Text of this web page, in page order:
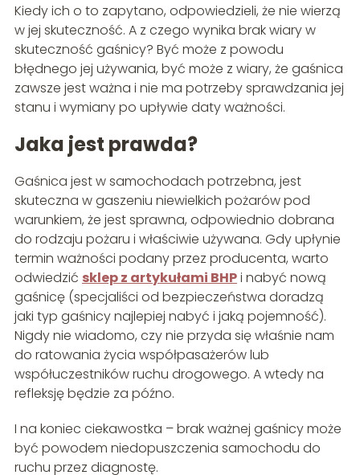
Kiedy ich o to zapytano, odpowiedzieli, że nie wierzą
w jej skuteczność. A z czego wynika brak wiary w
skuteczność gaśnicy? Być może z powodu
błędnego jej używania, być może z wiary, że gaśnica
zawsze jest ważna i nie ma potrzeby sprawdzania jej
stanu i wymiany po upływie daty ważności.
Jaka jest prawda?
Gaśnica jest w samochodach potrzebna, jest
skuteczna w gaszeniu niewielkich pożarów pod
warunkiem, że jest sprawna, odpowiednio dobrana
do rodzaju pożaru i właściwie używana. Gdy upłynie
termin ważności podany przez producenta, warto
odwiedzić sklep z artykułami BHPi nabyć nową
gaśnicę (specjaliści od bezpieczeństwa doradzą
jaki typ gaśnicy najlepiej nabyć i jaką pojemność).
Nigdy nie wiadomo, czy nie przyda się właśnie nam
do ratowania życia współpasażerów lub
współuczestników ruchu drogowego. A wtedy na
refleksję będzie za późno.
I na koniec ciekawostka – brak ważnej gaśnicy może
być powodem niedopuszczenia samochodu do
ruchu przez diagnostę.